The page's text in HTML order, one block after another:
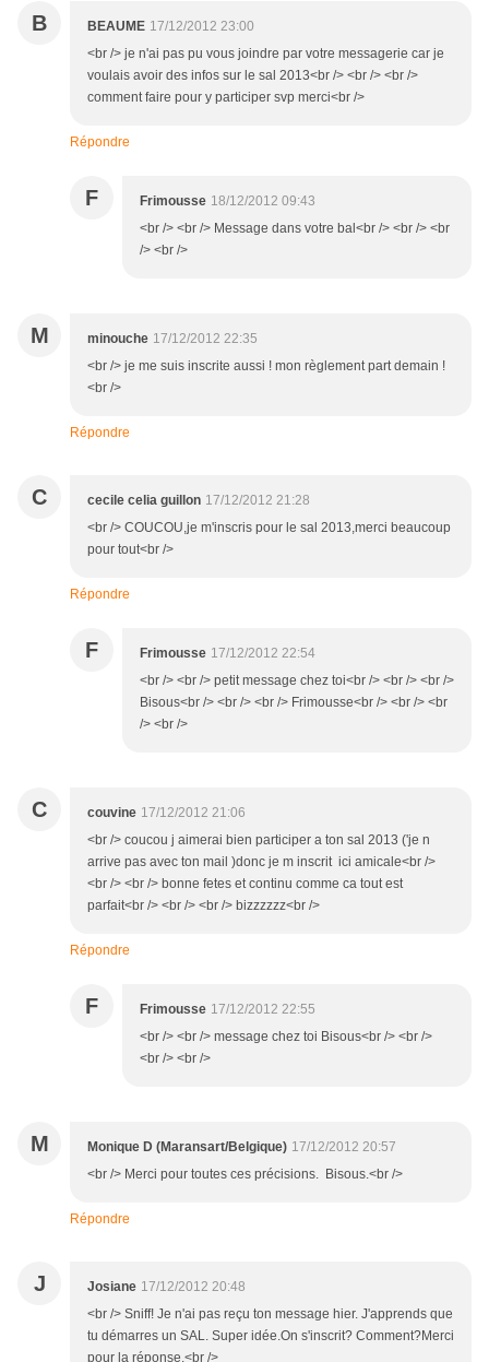
B BEAUME 17/12/2012 23:00
<br /> je n'ai pas pu vous joindre par votre messagerie car je
voulais avoir des infos sur le sal 2013<br /> <br /> <br />
comment faire pour y participer svp merci<br />
Répondre
F Frimousse 18/12/2012 09:43
<br /> <br /> Message dans votre bal<br /> <br /> <br
/> <br />
M minouche 17/12/2012 22:35
<br /> je me suis inscrite aussi ! mon règlement part demain !
<br />
Répondre
C cecile celia guillon 17/12/2012 21:28
<br /> COUCOU,je m'inscris pour le sal 2013,merci beaucoup
pour tout<br />
Répondre
F Frimousse 17/12/2012 22:54
<br /> <br /> petit message chez toi<br /> <br /> <br />
Bisous<br /> <br /> <br /> Frimousse<br /> <br /> <br
/> <br />
C couvine 17/12/2012 21:06
<br /> coucou j aimerai bien participer a ton sal 2013 ('je n
arrive pas avec ton mail )donc je m inscrit ici amicale<br />
<br /> <br /> bonne fetes et continu comme ca tout est
parfait<br /> <br /> <br /> bizzzzzz<br />
Répondre
F Frimousse 17/12/2012 22:55
<br /> <br /> message chez toi Bisous<br /> <br />
<br /> <br />
M Monique D (Maransart/Belgique) 17/12/2012 20:57
<br /> Merci pour toutes ces précisions. Bisous.<br />
Répondre
J Josiane 17/12/2012 20:48
<br /> Sniff! Je n'ai pas reçu ton message hier. J'apprends que
tu démarres un SAL. Super idée.On s'inscrit? Comment?Merci
pour la réponse.<br />